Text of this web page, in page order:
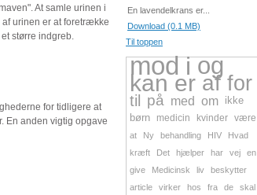
At samle urinen i
urinen er at foretrække
større indgreb.
for tidligere at
En anden vigtig opgave
En lavendelkrans er...
Download (0.1 MB)
Til toppen
mod i og
kan er af for
til på med om ikke
børn
medicin kvinder
være
at
Ny behandling HIV
Hvad
kræft
Det hjælper har vej
en
give
Medicinsk liv
beskytter
article
virker hos fra de
skal